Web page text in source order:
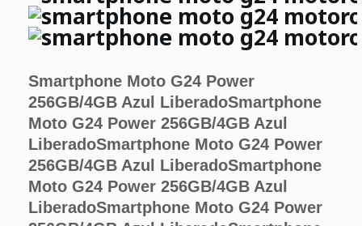
Smartphone Moto G24 Power
256GB/4GB Azul LiberadoSmartphone
Moto G24 Power 256GB/4GB Azul
LiberadoSmartphone Moto G24 Power
256GB/4GB Azul LiberadoSmartphone
Moto G24 Power 256GB/4GB Azul
LiberadoSmartphone Moto G24 Power